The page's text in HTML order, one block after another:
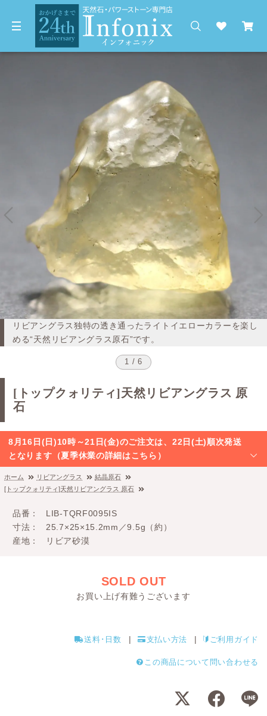
リビアングラス独特の透き通ったライトイエローカラーを楽し
める“天然リビアングラス原石”です。
1 / 6
[トップクォリティ]天然リビアングラス 原
石
8月16日(日)10時～21日(金)のご注文は、22日(土)順次発送
となります（夏季休業の詳細はこちら）
ホーム リビアングラス
結晶原石
[トップクォリティ]天然リビアングラス 原石
品番
LIB-TQRF0095IS
寸法
25.7×25×15.2mm／9.5g（約）
産地
リビア砂漠
SOLD OUT
お買い上げ有難うございます
送料･日数 支払い方法 ご利用ガイド
この商品について問い合わせる